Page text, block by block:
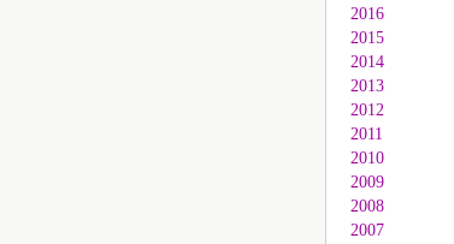
2016
2015
2014
2013
2012
2011
2010
2009
2008
2007